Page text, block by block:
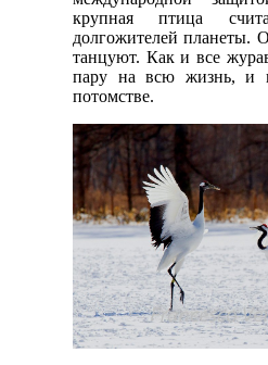
крупная птица
долгожителей планеты.
танцуют. Как и все
пару на всю жизнь, и
потомстве.